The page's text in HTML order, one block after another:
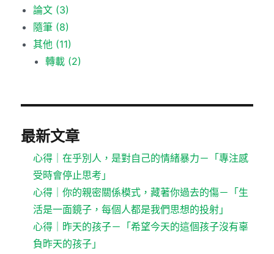
論文 (3)
隨筆 (8)
其他 (11)
轉載 (2)
最新文章
心得｜在乎別人，是對自己的情緒暴力－「專注感
受時會停止思考」
心得｜你的親密關係模式，藏著你過去的傷－「生
活是一面鏡子，每個人都是我們思想的投射」
心得｜昨天的孩子－「希望今天的這個孩子沒有辜
負昨天的孩子」